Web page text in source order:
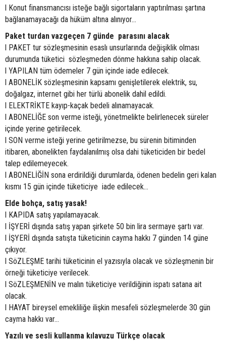
l Konut finansmancısı isteğe bağlı sigortaların yaptırılması şartına
bağlanamayacağı da hüküm altına alınıyor...
Paket turdan vazgeçen 7 günde parasını alacak
l PAKET tur sözleşmesinin esaslı unsurlarında değişiklik olması
durumunda tüketici sözleşmeden dönme hakkına sahip olacak.
l YAPILAN tüm ödemeler 7 gün içinde iade edilecek.
l ABONELİK sözleşmesinin kapsamı genişletilerek elektrik, su,
doğalgaz, internet gibi her türlü abonelik dahil edildi.
l ELEKTRİKTE kayıp-kaçak bedeli alınamayacak.
l ABONELİĞE son verme isteği, yönetmelikte belirlenecek süreler
içinde yerine getirilecek.
l SON verme isteği yerine getirilmezse, bu sürenin bitiminden
itibaren, abonelikten faydalanılmış olsa dahi tüketiciden bir bedel
talep edilemeyecek.
l ABONELİĞİN sona erdirildiği durumlarda, ödenen bedelin geri kalan
kısmı 15 gün içinde tüketiciye iade edilecek...
Elde bohça, satış yasak!
l KAPIDA satış yapılamayacak.
l İŞYERİ dışında satış yapan şirkete 50 bin lira sermaye şartı var.
l İŞYERİ dışında satışta tüketicinin cayma hakkı 7 günden 14 güne
çıkıyor.
l SöZLEŞME tarihi tüketicinin el yazısıyla olacak ve sözleşmenin bir
örneği tüketiciye verilecek.
l SöZLEŞMENİN ve malın tüketiciye verildiğinin ispatı satana ait
olacak.
l HAYAT bireysel emekliliğe ilişkin mesafeli sözleşmelerde 30 gün
cayma hakkı var...
Yazılı ve sesli kullanma kılavuzu Türkçe olacak